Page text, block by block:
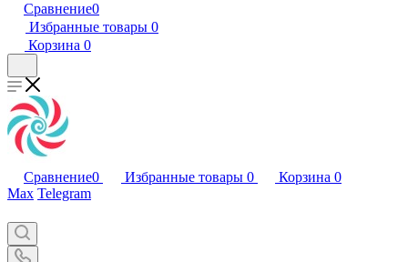
Сравнение0
Избранные товары 0
Корзина 0
Сравнение0 Избранные товары 0 Корзина 0
Max Telegram